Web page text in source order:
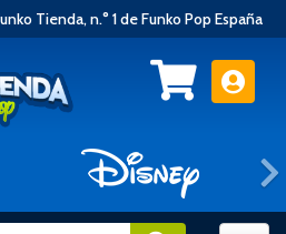
Tienda, n.° 1 de Funko Pop España